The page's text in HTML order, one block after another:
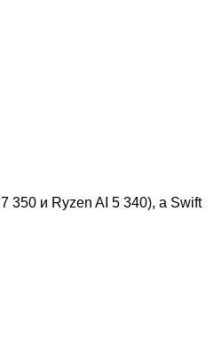
350 и Ryzen AI 5 340), а Swift